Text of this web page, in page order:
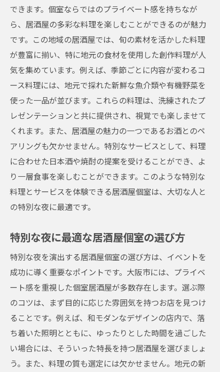
できます。個室ならではのプライベート感を持ちなが
ら、居酒屋の多彩な料理を楽しむことができるのが魅力
です。この地域の居酒屋では、旬の素材を活かした料理
が豊富に揃い、特に地元の食材を使用した創作料理が人
気を集めています。例えば、季節ごとに内容が変わるコ
ース料理には、地元で採れた新鮮な魚介類や有機野菜を
使った一品が並びます。これらの料理は、洗練されたプ
レゼンテーションと共に提供され、視覚でも楽しませて
くれます。また、居酒屋の魅力の一つであるお酒とのペ
アリングも欠かせません。特別なサービスとして、料理
に合わせた日本酒や焼酎の提案を受けることができ、よ
り一層食事を楽しむことができます。このような特別な
料理とサービスを体験できる居酒屋個室は、大切な人と
の特別な夜に最適です。
特別な夜に最適な居酒屋個室の選び方
特別な夜を演出する居酒屋個室の選び方は、イベントを
成功に導く重要なポイントです。大阪市には、プライベ
ート感を重視した個室居酒屋が多数存在します。選ぶ際
のコツは、まず目的に応じた雰囲気を持つお店を見つけ
ることです。例えば、和モダンなデザインの店内で、落
ち着いた照明とともに、ゆったりとした時間を過ごした
い場合には、そういった特長を持つ居酒屋を選びましょ
う。また、料理の質も選定には欠かせません。地元の新